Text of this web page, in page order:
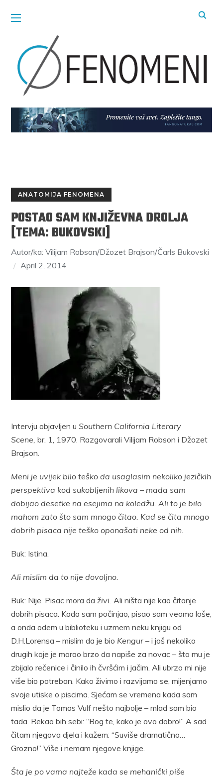
ANATOMIJA FENOMENA
POSTAO SAM KNJIŽEVNA DROLJA
[TEMA: BUKOVSKI]
Autor/ka: Vilijam Robson/Džozet Brajson/Čarls Bukovski
April 2, 2014
Intervju objavljen uSouthern California Literary
Scene,br. 1, 1970. Razgovarali Vilijam Robson i Džozet
Brajson.
Meni je uvijek bilo teško da usaglasim nekoliko jezičkih
perspektiva kod sukobljenih likova – mada sam
dobijao desetke na esejima na koledžu. Ali to je bilo
mahom zato što sam mnogo čitao. Kad se čita mnogo
dobrih pisaca nije teško oponašati neke od nih.
Buk: Istina.
Ali mislim da to nije dovoljno.
Buk: Nije. Pisac mora da živi. Ali ništa nije kao čitanje
dobrih pisaca. Kada sam počinjao, pisao sam veoma loše,
a onda odem u biblioteku i uzmem neku knjigu od
D.H.Lorensa – mislim da je bio Kengur – i još nekoliko
drugih koje je morao brzo da napiše za novac – što mu je
zbijalo rečenice i činilo ih čvršćim i jačim. Ali ubrzo mi nije
više bio potreban. Kako živimo i razvijamo se, mijenjamo
svoje utiske o piscima. Sjećam se vremena kada sam
mislio da je Tomas Vulf nešto najbolje – mlad sam bio
tada. Rekao bih sebi: “Bog te, kako je ovo dobro!” A sad
čitam njegova djela i kažem: “Suviše dramatično…
Grozno!” Više i nemam njegove knjige.
Šta je po vama najteže kada se mehanički piše